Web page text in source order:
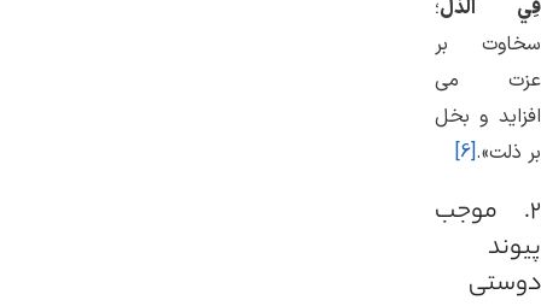
فِي الذُّلِّ؛
سخاوت بر
عزت می
‌افزاید و بخل
بر ذلت».[6]
۲. موجب
پیوند
دوستی